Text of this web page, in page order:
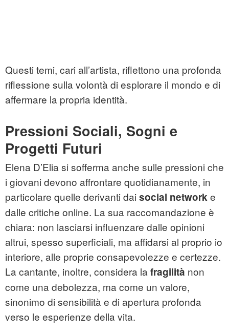
Questi temi, cari all’artista, riflettono una profonda
riflessione sulla volontà di esplorare il mondo e di
affermare la propria identità.
Pressioni Sociali, Sogni e
Progetti Futuri
Elena D’Elia si sofferma anche sulle pressioni che
i giovani devono affrontare quotidianamente, in
particolare quelle derivanti dai social networke
dalle critiche online. La sua raccomandazione è
chiara: non lasciarsi influenzare dalle opinioni
altrui, spesso superficiali, ma affidarsi al proprio io
interiore, alle proprie consapevolezze e certezze.
La cantante, inoltre, considera la fragilità non
come una debolezza, ma come un valore,
sinonimo di sensibilità e di apertura profonda
verso le esperienze della vita.